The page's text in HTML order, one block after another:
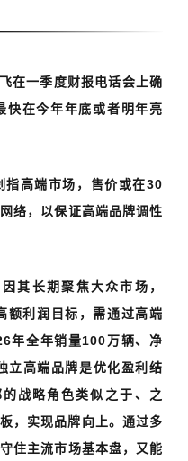
在一季度财报电话会上确
快在今年年底或者明年亮
指高端市场，售价或在30
络，以保证高端品牌调性
其长期聚焦大众市场，
额利润目标，需通过高端
年全年销量100万辆、净
立高端品牌是优化盈利结
战略角色类似 之于‌、 之
，实现品牌向上。‌‌‌通过多
住主流市场基本盘，又能